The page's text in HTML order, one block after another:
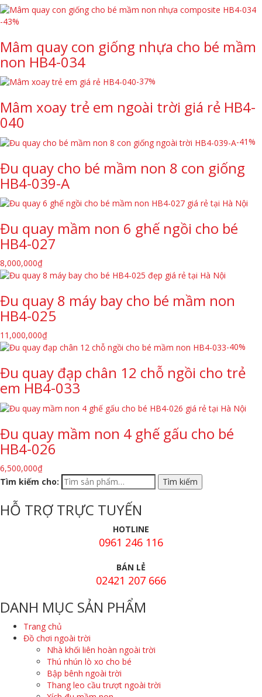
-43%
Mâm quay con giống nhựa cho bé mầm
non HB4-034
-37%
Mâm xoay trẻ em ngoài trời giá rẻ HB4-
040
-41%
Đu quay cho bé mầm non 8 con giống
HB4-039-A
Đu quay mầm non 6 ghế ngồi cho bé
HB4-027
8,000,000₫
Đu quay 8 máy bay cho bé mầm non
HB4-025
11,000,000₫
-40%
Đu quay đạp chân 12 chỗ ngồi cho trẻ
em HB4-033
Đu quay mầm non 4 ghế gấu cho bé
HB4-026
6,500,000₫
Tìm kiếm cho:
HỖ TRỢ TRỰC TUYẾN
HOTLINE
0961 246 116
BÁN LẺ
02421 207 666
DANH MỤC SẢN PHẨM
Trang chủ
Đồ chơi ngoài trời
Nhà khối liên hoàn ngoài trời
Thú nhún lò xo cho bé
Bập bênh ngoài trời
Thang leo cầu trượt ngoài trời